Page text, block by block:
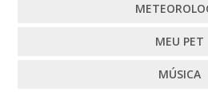
MEU PET
MÚSICA